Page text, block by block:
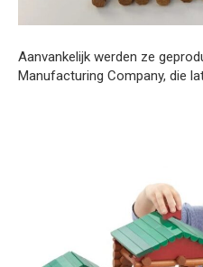
Aanvankelijk werden ze
Manufacturing Company, die